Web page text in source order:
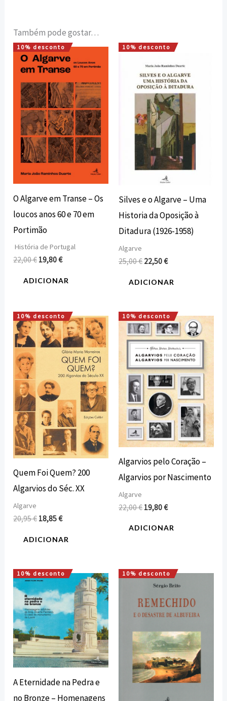
Também pode gostar…
10% desconto
O Algarve em Transe – Os
loucos anos 60 e 70 em
Portimão
História de Portugal
22,00€
O
preço
original
era:
22,00 €.
19,80€
O
preço
atual
é:
19,80 €.
ADICIONAR
10% desconto
Silves e o Algarve – Uma
Historia da Oposição à
Ditadura (1926-1958)
Algarve
25,00€
O
original
era:
25,00 €.
22,50€
O
atual
é:
22,50 €.
ADICIONAR
10% desconto
Quem Foi Quem? 200
Algarvios do Séc. XX
Algarve
20,95€
O
preço
original
era:
20,95 €.
18,85€
O
preço
atual
é:
18,85 €.
ADICIONAR
10% desconto
Algarvios pelo Coração –
Algarvios por Nascimento
Algarve
22,00€
O
preço
original
era:
22,00 €.
19,80€
O
preço
atual
é:
19,80 €.
ADICIONAR
10% desconto
A Eternidade na Pedra e
no Bronze – Homenagens
O
preço
original
era:
16,00 €.
O
preço
atual
14,40 €.
10% desconto
O
preço
original
era:
15,50 €.
O
preço
atual
é:
13,95 €.